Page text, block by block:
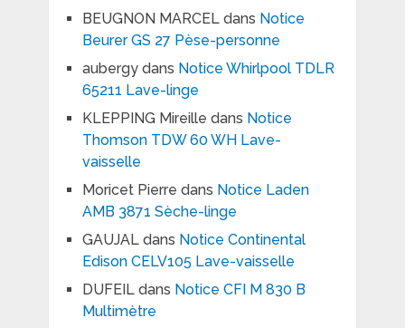
BEUGNON MARCELdans Notice
Beurer GS 27 Pèse-personne
aubergydans Notice Whirlpool TDLR
65211 Lave-linge
KLEPPING Mireille dans Notice
Thomson TDW 60 WH Lave-
vaisselle
Moricet Pierre dans Notice Laden
AMB 3871 Sèche-linge
GAUJALdans Notice Continental
Edison CELV105 Lave-vaisselle
DUFEILdans Notice CFI M 830 B
Multimètre